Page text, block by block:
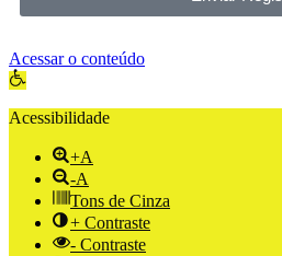
Acessar o conteúdo
Abrir a barra de ferramentas
Acessibilidade
+A
-A
Tons de Cinza
+ Contraste
- Contraste